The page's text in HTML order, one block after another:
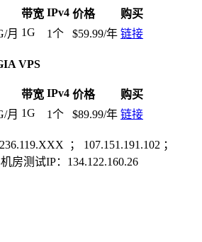
带宽 IPv4 价格
购买
月 1G 1个 $59.99/年 链接
VPS
带宽 IPv4 价格
购买
月 1G 1个 $89.99/年 链接
； 107.151.191.102 ；
房测试IP：134.122.160.26